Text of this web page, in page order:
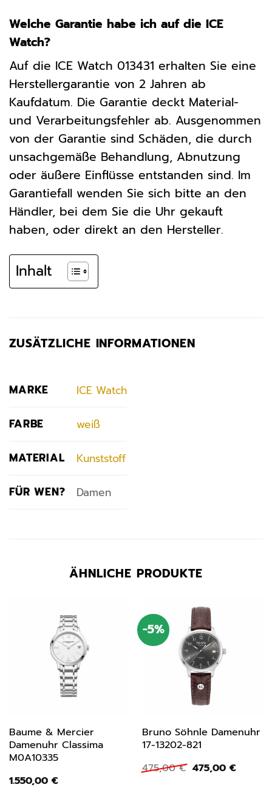
Welche Garantie habe ich auf die ICE
Watch?
Auf die ICE Watch 013431 erhalten Sie eine
Herstellergarantie von 2 Jahren ab
Kaufdatum. Die Garantie deckt Material-
und Verarbeitungsfehler ab. Ausgenommen
von der Garantie sind Schäden, die durch
unsachgemäße Behandlung, Abnutzung
oder äußere Einflüsse entstanden sind. Im
Garantiefall wenden Sie sich bitte an den
Händler, bei dem Sie die Uhr gekauft
haben, oder direkt an den Hersteller.
Inhalt
ZUSÄTZLICHE INFORMATIONEN
MARKE ICE Watch
FARBE weiß
MATERIAL Kunststoff
FÜR WEN? Damen
ÄHNLICHE PRODUKTE
Baume & Mercier
Damenuhr Classima
M0A10335
1.550,00 €
-5%
Bruno Söhnle Damenuhr
17-13202-821
475,00€ Ursprünglicher
Preis
475,00 €